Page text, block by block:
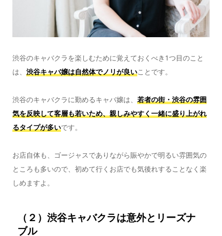
渋谷のキャバクラを楽しむために覚えておくべき1つ目のこと
は、 渋谷キャバ嬢は自然体でノリが良いことです。
渋谷のキャバクラに勤めるキャバ嬢は、 若者の街・渋谷の雰囲
気を反映して客層も若いため、親しみやすく一緒に盛り上がれ
るタイプが多いです。
お店自体も、ゴージャスでありながら賑やかで明るい雰囲気の
ところも多いので、初めて行くお店でも気後れすることなく楽
しめますよ。
（２）渋谷キャバクラは意外とリーズナ
ブル